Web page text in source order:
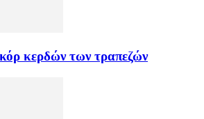
κερδών των τραπεζών